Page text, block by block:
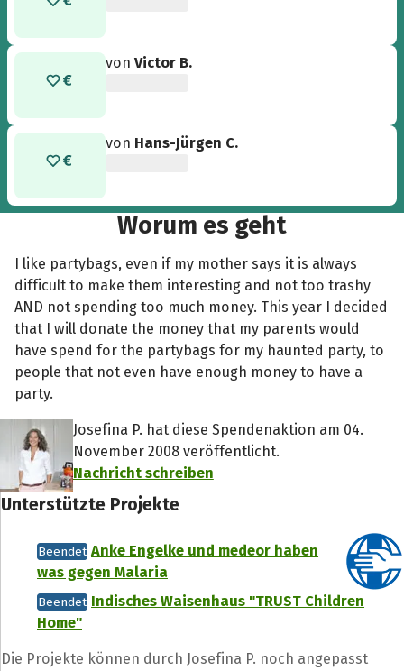
vonVictor B.
von Hans-Jürgen C.
Worum es geht
I like partybags, even if my mother says it is always
difficult to make them interesting and not too trashy
AND not spending too much money. This year I decided
that I will donate the money that my parents would
have spend for the partybags for my haunted party, to
people that not even have enough money to have a
party.
Josefina P. hat diese Spendenaktion am 04.
November 2008 veröffentlicht.
Nachricht schreiben
Unterstützte Projekte
Beendet Anke Engelke und medeor haben
was gegen Malaria
Beendet Indisches Waisenhaus "TRUST Children
Home"
Die Projekte können durch Josefina P. noch angepasst